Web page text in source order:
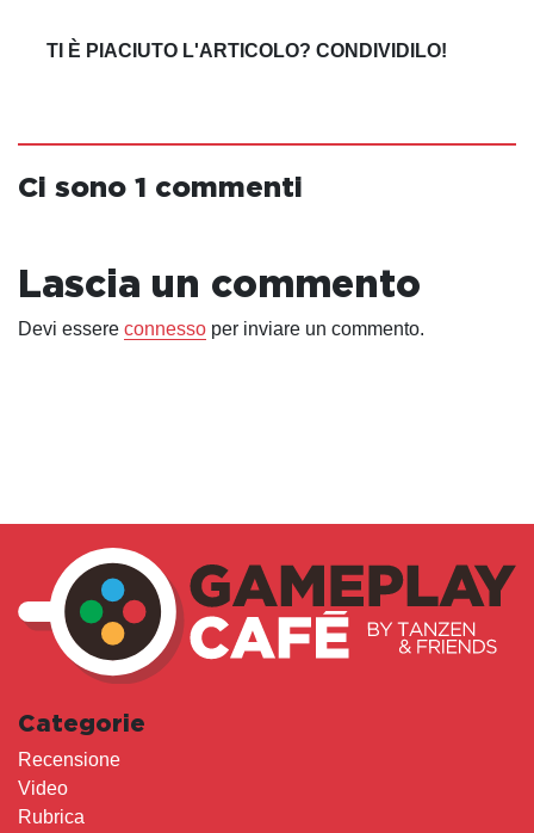
TI È PIACIUTO L'ARTICOLO? CONDIVIDILO!
Ci sono 1 commenti
Lascia un commento
Devi essere connesso per inviare un commento.
Categorie
Recensione
Video
Rubrica